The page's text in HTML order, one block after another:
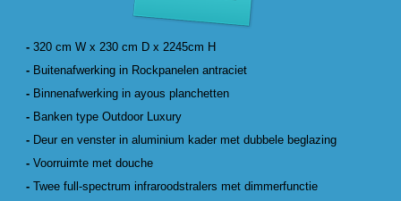
-320 cm W x 230 cm D x 2245cm H
- Buitenafwerking in Rockpanelen antraciet
- Binnenafwerking in ayous planchetten
- Banken type Outdoor Luxury
- Deur en venster in aluminium kader met dubbele beglazing
-Voorruimte met douche
-Twee full-spectrum infraroodstralers met dimmerfunctie